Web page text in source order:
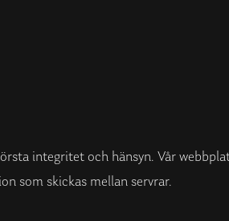
integritet och hänsyn. Vår
som skickas mellan servrar.